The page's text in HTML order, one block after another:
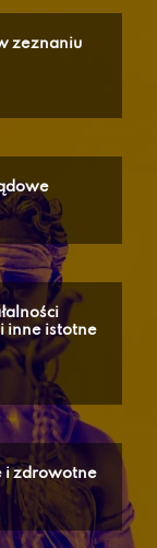
zeznaniu
inne istotne
i zdrowotne